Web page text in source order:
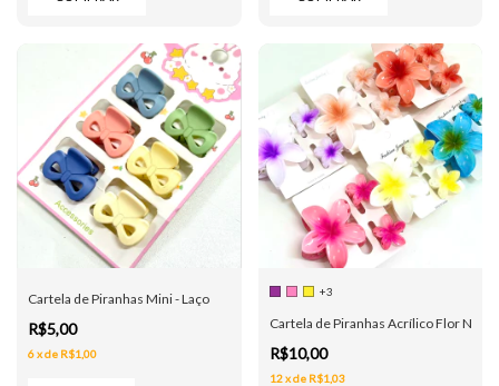
Cartela de Piranhas Mini - Laço
R$5,00
6xde R$1,00
+3
Cartela de Piranhas Acrílico Flor New
R$10,00
12 xde R$1,03